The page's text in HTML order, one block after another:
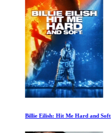
Billie Eilish: Hit Me Hard and Soft